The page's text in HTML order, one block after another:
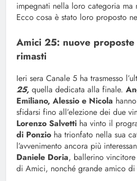
impegnati nella loro categoria ma
Ecco cosa è stato loro proposto
Amici 25: nuove
rimasti
Ieri sera Canale 5 ha trasmesso
25, quella dedicata alla finale.
Emiliano, Alessio e Nicola
sfidarsi fino all’elezione dei due
Lorenzo Salvetti ha vinto il
di Ponzio ha trionfato nella sua
l’avvenimento ancora più
Daniele Doria, ballerino
di Amici, nonché grande amico di